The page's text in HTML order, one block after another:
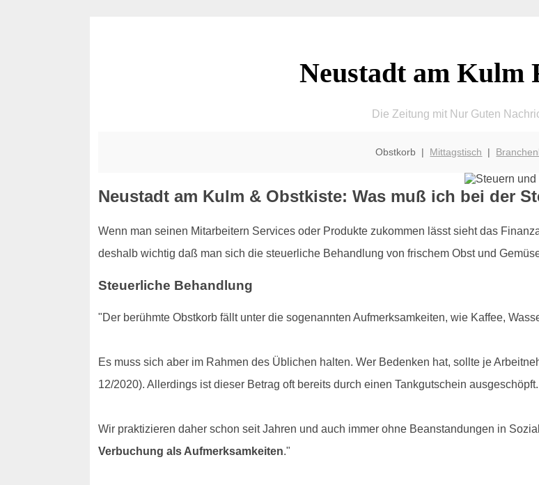
Neustadt am Kulm
Die Zeitung mit Nur Guten
Obstkorb | Mittagstisch |
Neustadt am Kulm & Obstkiste: Was muß ich bei der
Wenn man seinen Mitarbeitern Services oder Produkte zukommen lässt sieht das
deshalb wichtig daß man sich die steuerliche Behandlung von frischem Obst und
Steuerliche Behandlung
"Der berühmte Obstkorb fällt unter die sogenannten Aufmerksamkeiten, wie Kaffee,
Es muss sich aber im Rahmen des Üblichen halten. Wer Bedenken hat, sollte je
12/2020). Allerdings ist dieser Betrag oft bereits durch einen Tankgutschein ausgeschöpft.
Wir praktizieren daher schon seit Jahren und auch immer ohne Beanstandungen in
Verbuchung als Aufmerksamkeiten."